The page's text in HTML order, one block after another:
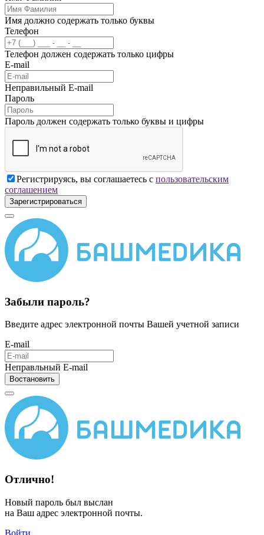
Имя должно содержать только буквы
Телефон
Телефон должен содержать только цифры
E-mail
Неправильный E-mail
Пароль
Пароль должен содержать только буквы и цифры
Регистрируясь, вы соглашаетесь с пользовательским
соглашением
Зарегистрироваться
Забыли пароль?
Введите адрес электронной почты Вашей учетной записи
E-mail
Неправльный E-mail
Востановить
Отлично!
Новый пароль был выслан
на Ваш адрес электронной почты.
Войти